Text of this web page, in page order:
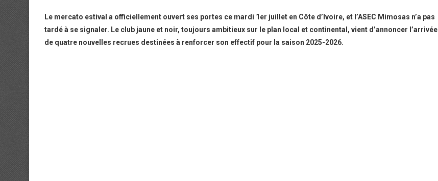
Le mercato estival a officiellement ouvert ses portes ce mardi 1er juillet en Côte d’Ivoire, et l’ASEC Mimosas n’a pas
tardé à se signaler. Le club jaune et noir, toujours ambitieux sur le plan local et continental, vient d’annoncer l’arrivée
de quatre nouvelles recrues destinées à renforcer son effectif pour la saison 2025-2026.